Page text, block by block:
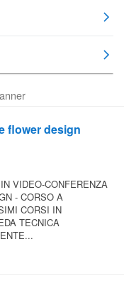
flower design
VIDEO-CONFERENZA
- CORSO A
CORSI IN
TECNICA